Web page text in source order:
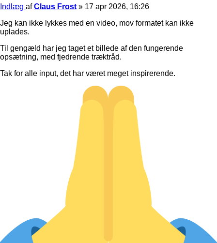
Indlæg afClaus Frost » 17 apr 2026, 16:26
Jeg kan ikke lykkes med en video, mov formatet kan ikke
uplades.
Til gengæld har jeg taget et billede af den fungerende
opsætning, med fjedrende træktråd.
Tak for alle input, det har været meget inspirerende.